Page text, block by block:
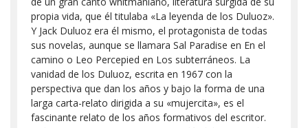
propia vida, que él titulaba «La leyenda de los Duluoz».
Y Jack Duluoz era él mismo, el protagonista de todas
sus novelas, aunque se llamara Sal Paradise en En el
camino o Leo Percepied en Los subterráneos. La
vanidad de los Duluoz, escrita en 1967 con la
perspectiva que dan los años y bajo la forma de una
larga carta-relato dirigida a su «mujercita», es el
fascinante relato de los años formativos del escritor.